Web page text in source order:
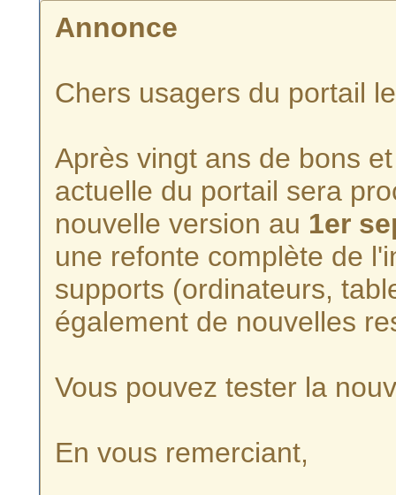
Annonce
Chers usagers du portail
Après vingt ans de bons
actuelle du portail sera
nouvelle version au 1er
une refonte complète de
supports (ordinateurs,
également de nouvelles
Vous pouvez tester la
En vous remerciant,